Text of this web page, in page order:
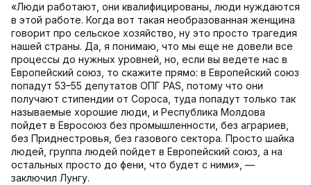
«Люди работают, они квалифицированы, люди нуждаются
в этой работе. Когда вот такая необразованная женщина
говорит про сельское хозяйство, ну это просто трагедия
нашей страны. Да, я понимаю, что мы еще не довели все
процессы до нужных уровней, но, если вы ведете нас в
Европейский союз, то скажите прямо: в Европейский союз
попадут 53–55 депутатов ОПГ PAS, потому что они
получают стипендии от Сороса, туда попадут только так
называемые хорошие люди, и Республика Молдова
пойдет в Евросоюз без промышленности, без аграриев,
без Приднестровья, без газового сектора. Просто шайка
людей, группа людей пойдет в Европейский союз, а на
остальных просто до фени, что будет с ними», —
заключил Лунгу.